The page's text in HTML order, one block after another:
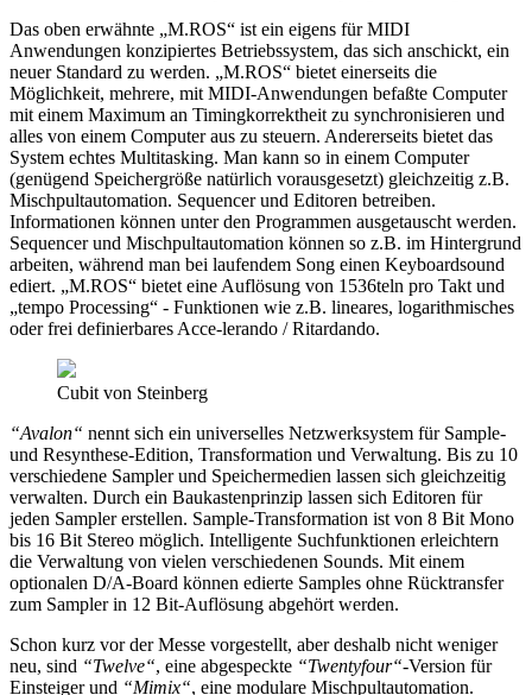
Das oben erwähnte „M.ROS“ ist ein eigens für MIDI
Anwendungen konzipiertes Betriebssystem, das sich anschickt, ein
neuer Standard zu werden. „M.ROS“ bietet einerseits die
Möglichkeit, mehrere, mit MIDI-Anwendungen befaßte Computer
mit einem Maximum an Timingkorrektheit zu synchronisieren und
alles von einem Computer aus zu steuern. Andererseits bietet das
System echtes Multitasking. Man kann so in einem Computer
(genügend Speichergröße natürlich vorausgesetzt) gleichzeitig z.B.
Mischpultautomation. Sequencer und Editoren betreiben.
Informationen können unter den Programmen ausgetauscht werden.
Sequencer und Mischpultautomation können so z.B. im Hintergrund
arbeiten, während man bei laufendem Song einen Keyboardsound
ediert. „M.ROS“ bietet eine Auflösung von 1536teln pro Takt und
„tempo Processing“ - Funktionen wie z.B. lineares, logarithmisches
oder frei definierbares Acce-lerando / Ritardando.
Cubit von Steinberg
“Avalon“ nennt sich ein universelles Netzwerksystem für Sample-
und Resynthese-Edition, Transformation und Verwaltung. Bis zu 10
verschiedene Sampler und Speichermedien lassen sich gleichzeitig
verwalten. Durch ein Baukastenprinzip lassen sich Editoren für
jeden Sampler erstellen. Sample-Transformation ist von 8 Bit Mono
bis 16 Bit Stereo möglich. Intelligente Suchfunktionen erleichtern
die Verwaltung von vielen verschiedenen Sounds. Mit einem
optionalen D/A-Board können edierte Samples ohne Rücktransfer
zum Sampler in 12 Bit-Auflösung abgehört werden.
Schon kurz vor der Messe vorgestellt, aber deshalb nicht weniger
neu, sind “Twelve“, eine abgespeckte “Twentyfour“-Version für
Einsteiger und “Mimix“, eine modulare Mischpultautomation.